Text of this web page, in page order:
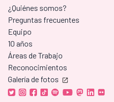
¿Quiénes somos?
Preguntas frecuentes
Equipo
10 años
Áreas de Trabajo
Reconocimientos
Galería de fotos